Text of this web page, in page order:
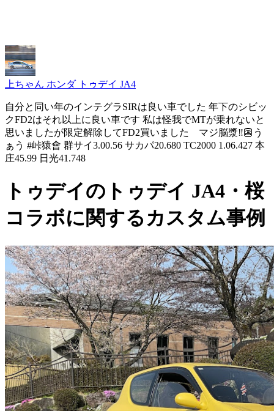
上ちゃん ホンダ トゥデイ JA4
自分と同い年のインテグラSIRは良い車でした 年下のシビッ
クFD2はそれ以上に良い車です 私は怪我でMTが乗れないと
思いましたが限定解除してFD2買いました マジ脳漿‼️👺う
ぁう #峠猿會 群サイ3.00.56 サカパ20.680 TC2000 1.06.427 本
庄45.99 日光41.748
トゥデイのトゥデイ JA4・桜
コラボに関するカスタム事例